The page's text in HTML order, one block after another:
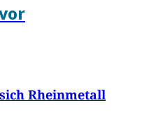
Rheinmetall